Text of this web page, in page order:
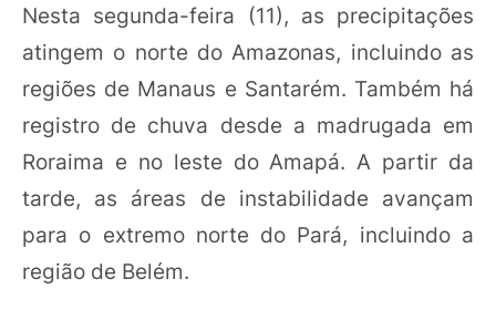
Nesta segunda-feira (11), as precipitações
atingem o norte do Amazonas, incluindo as
regiões de Manaus e Santarém. Também há
registro de chuva desde a madrugada em
Roraima e no leste do Amapá. A partir da
tarde, as áreas de instabilidade avançam
para o extremo norte do Pará, incluindo a
região de Belém.